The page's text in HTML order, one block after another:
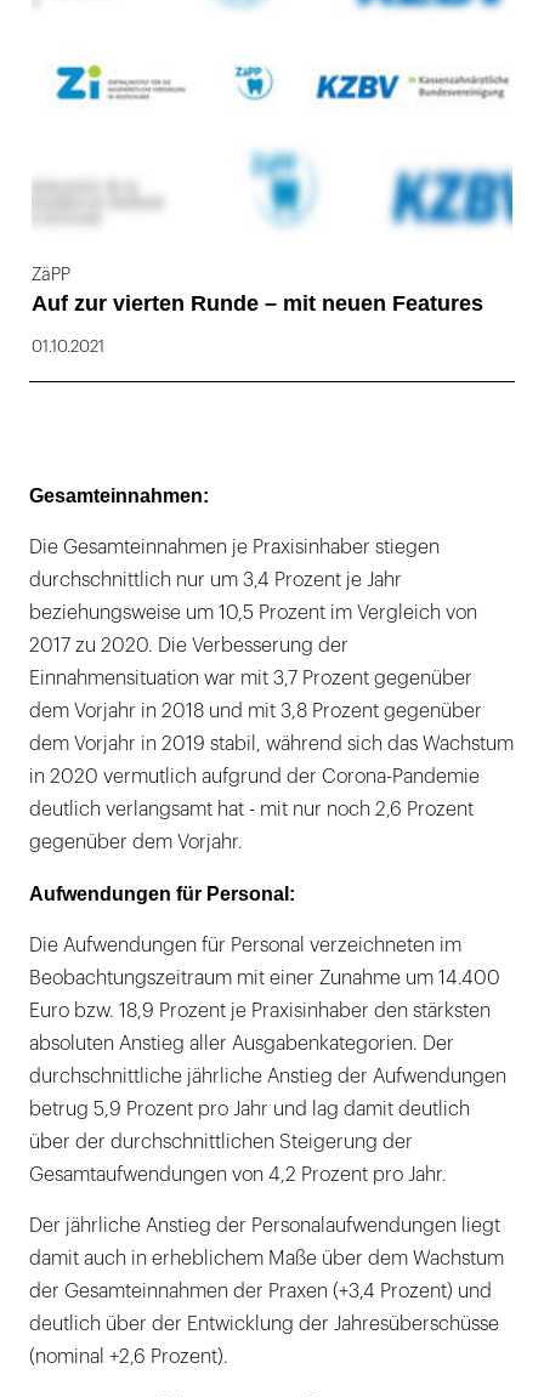
ZäPP
Auf zur vierten Runde – mit neuen Features
01.10.2021
Gesamteinnahmen:
Die Gesamteinnahmen je Praxisinhaber stiegen
durchschnittlich nur um 3,4 Prozent je Jahr
beziehungsweise um 10,5 Prozent im Vergleich von
2017 zu 2020. Die Verbesserung der
Einnahmensituation war mit 3,7 Prozent gegenüber
dem Vorjahr in 2018 und mit 3,8 Prozent gegenüber
dem Vorjahr in 2019 stabil, während sich das Wachstum
in 2020 vermutlich aufgrund der Corona-Pandemie
deutlich verlangsamt hat - mit nur noch 2,6 Prozent
gegenüber dem Vorjahr.
Aufwendungen für Personal:
Die Aufwendungen für Personal verzeichneten im
Beobachtungszeitraum mit einer Zunahme um 14.400
Euro bzw. 18,9 Prozent je Praxisinhaber den stärksten
absoluten Anstieg aller Ausgabenkategorien. Der
durchschnittliche jährliche Anstieg der Aufwendungen
betrug 5,9 Prozent pro Jahr und lag damit deutlich
über der durchschnittlichen Steigerung der
Gesamtaufwendungen von 4,2 Prozent pro Jahr.
Der jährliche Anstieg der Personalaufwendungen liegt
damit auch in erheblichem Maße über dem Wachstum
der Gesamteinnahmen der Praxen (+3,4 Prozent) und
deutlich über der Entwicklung der Jahresüberschüsse
(nominal +2,6 Prozent).